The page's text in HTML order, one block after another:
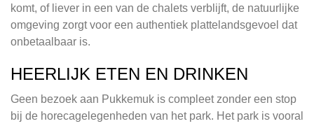
komt, of liever in een van de chalets verblijft, de natuurlijke
omgeving zorgt voor een authentiek plattelandsgevoel dat
onbetaalbaar is.
HEERLIJK ETEN EN DRINKEN
Geen bezoek aan Pukkemuk is compleet zonder een stop
bij de horecagelegenheden van het park. Het park is vooral